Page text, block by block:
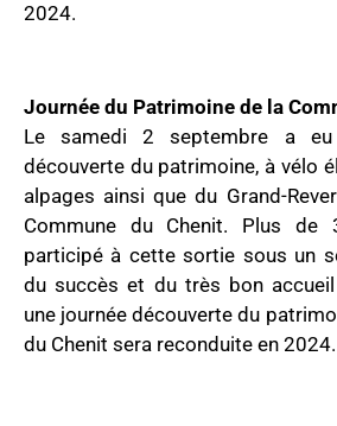
2024.
Journée du Patrimoine de la
Le samedi 2 septembre a
découverte du patrimoine, à vélo
alpages ainsi que du Grand-
Commune du Chenit. Plus de
participé à cette sortie sous un
du succès et du très bon
une journée découverte du
du Chenit sera reconduite en 2024.